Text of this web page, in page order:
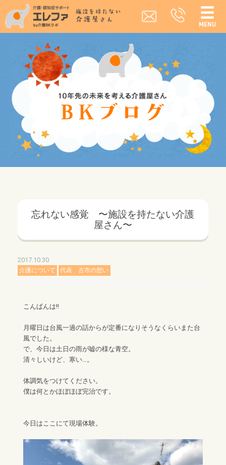
忘れない感覚 〜施設を持たない介護
屋さん〜
2017.10.30
介護について 代表 古市の想い
こんばんは‼︎
月曜日は台風一過の話からが定番になりそうなくらいまた台
風でした。
で、今日は土日の雨が嘘の様な青空。
清々しいけど、寒い…。
体調気をつけてください。
僕は何とかほぼほぼ完治です。
今日はここにて現場体験。